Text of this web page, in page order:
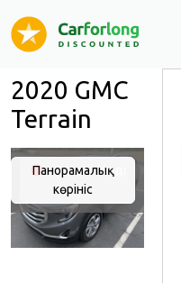
2020 GMC
Terrain
Панорамалық
көрініс
Қолжетімді
емес